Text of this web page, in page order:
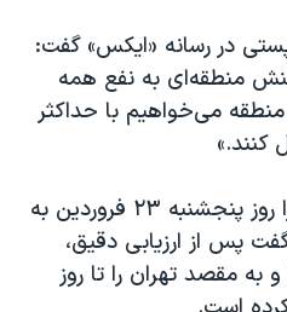
صلح
در رسانه «ایکس» گفت:
منطقه‌ای به نفع همه
می‌خواهیم با حداکثر
کنند.»
شرکت هواپیمایی لوفت‌هانزا روز پنجشنبه ٢٣ فروردین به
پس از ارزیابی دقیق،
به مقصد تهران را تا روز